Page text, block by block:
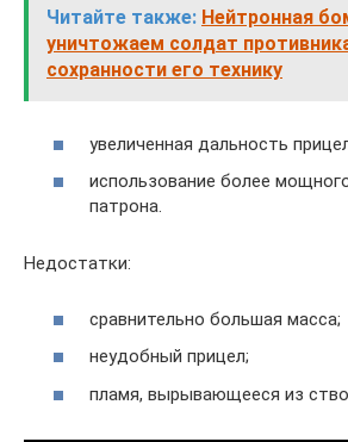
Читайте также: Нейтронная
уничтожаем солдат
сохранности его технику
увеличенная дальность
использование более
патрона.
Недостатки:
сравнительно большая масса;
неудобный прицел;
пламя, вырывающееся из